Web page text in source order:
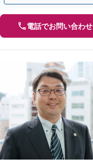
電話でお問い合わせ